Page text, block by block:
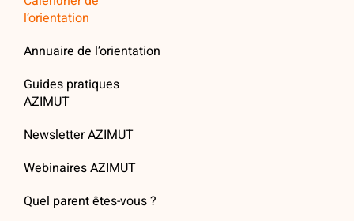
l’orientation
Annuaire de l’orientation
Guides pratiques
AZIMUT
Newsletter AZIMUT
Webinaires AZIMUT
Quel parent êtes-vous ?